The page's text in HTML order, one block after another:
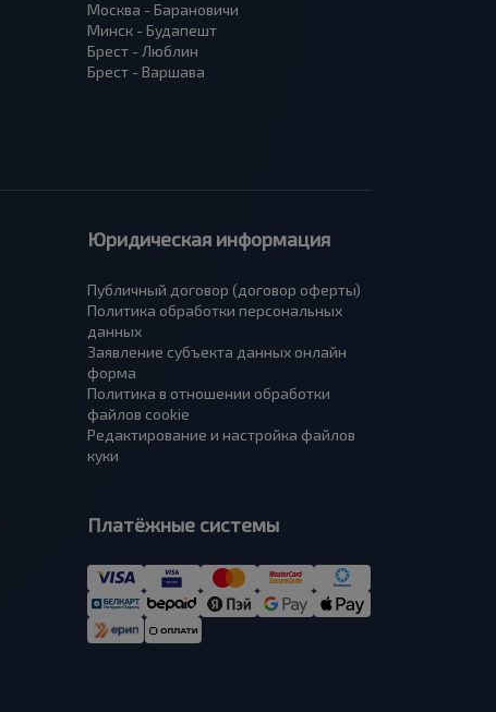
Москва - Барановичи
Минск - Будапешт
Брест - Люблин
Брест - Варшава
Юридическая информация
Публичный договор (договор оферты)
Политика обработки персональных
данных
Заявление субъекта данных онлайн
форма
Политика в отношении обработки
файлов cookie
Редактирование и настройка файлов
куки
Платёжные системы